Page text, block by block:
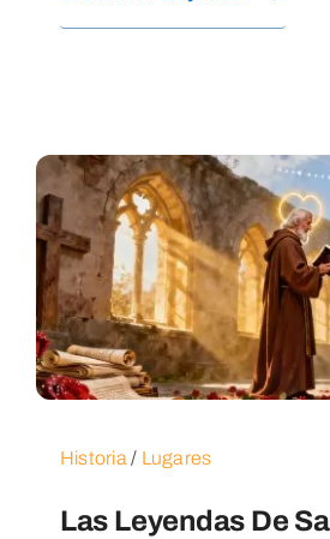
Historia / Lugares
Las Leyendas De